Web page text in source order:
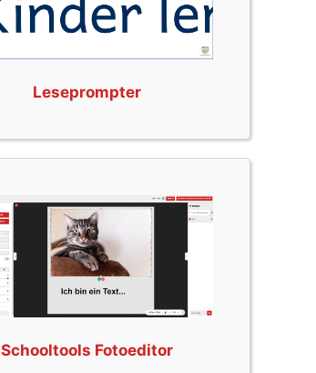
Leseprompter
Schooltools Fotoeditor